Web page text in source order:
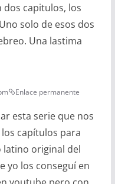
dos capitulos, los
solo de esos dos
Una lastima
Enlace permanente
esta serie que nos
capítulos para
latino original del
yo los conseguí en